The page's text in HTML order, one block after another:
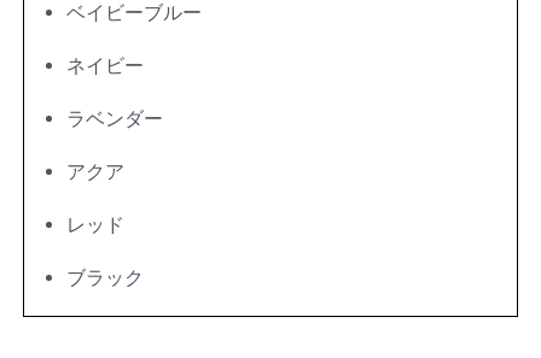
ベイビーブルー
ネイビー
ラベンダー
アクア
レッド
ブラック